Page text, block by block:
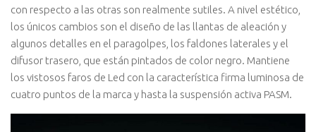
con respecto a las otras son realmente sutiles. A nivel estético,
los únicos cambios son el diseño de las llantas de aleación y
algunos detalles en el paragolpes, los faldones laterales y el
difusor trasero, que están pintados de color negro. Mantiene
los vistosos faros de Led con la característica firma luminosa de
cuatro puntos de la marca y hasta la suspensión activa PASM.